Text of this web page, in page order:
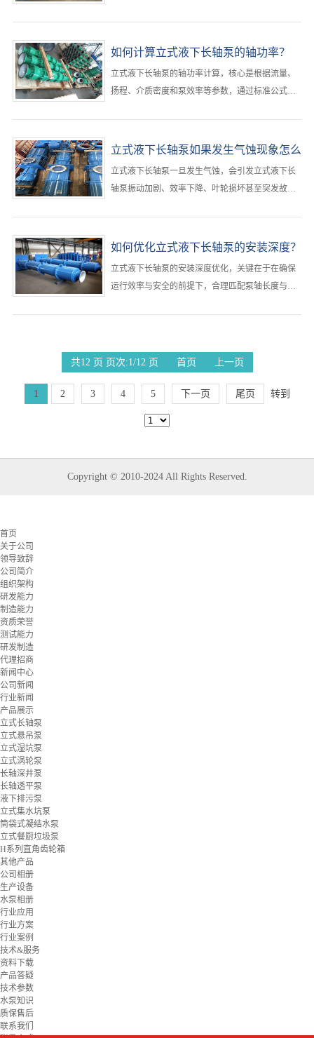
况通常涉及高温、高压、强腐蚀、含固颗粒或频繁
如何计算立式液下长轴泵的轴功率？
立式液下长轴泵的轴功率计算，核心是根据流量、
扬程、介质密度和泵效率等参数，通过标准公式进
立式液下长轴泵如果发生气蚀现象怎么
办？
立式液下长轴泵一旦发生气蚀，会引发立式液下长
轴泵振动加剧、效率下降、叶轮损坏甚至突发故
以防止进一步损伤，随后从吸入条件、运行参数和
如何优化立式液下长轴泵的安装深度？
立式液下长轴泵的安装深度优化，关键在于‌在确保
运行效率与安全的前提下，合理匹配泵轴长度与储
共12 页 页次:1/12 页 首页 上一页
1 2 3 4 5 下一页 尾页 转到
Copyright © 2010-2024 All Rights Reserved.
首页
关于公司
领导致辞
公司简介
组织架构
研发能力
制造能力
资质荣誉
测试能力
研发制造
代理招商
新闻中心
公司新闻
行业新闻
产品展示
立式长轴泵
立式悬吊泵
立式湿坑泵
立式涡轮泵
长轴深井泵
长轴透平泵
液下排污泵
立式集水坑泵
筒袋式凝结水泵
立式餐厨垃圾泵
H系列直角齿轮箱
其他产品
公司相册
生产设备
水泵相册
行业应用
行业方案
行业案例
技术&服务
资料下载
产品答疑
技术参数
水泵知识
质保售后
联系我们